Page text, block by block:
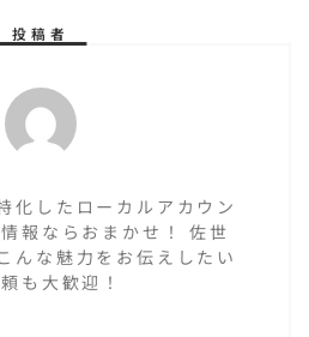
投稿者
化したローカルアカウン
報ならおまかせ！ 佐世
んな魅力をお伝えしたい
も大歓迎！